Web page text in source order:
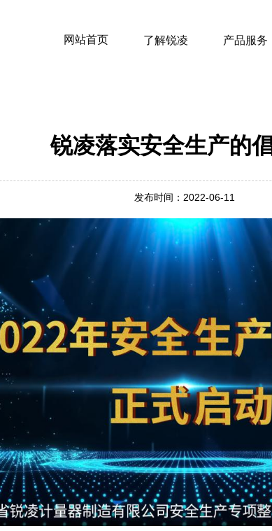
网站首页 了解锐凌 产品服务
锐凌落实安全生产的
发布时间：2022-06-11